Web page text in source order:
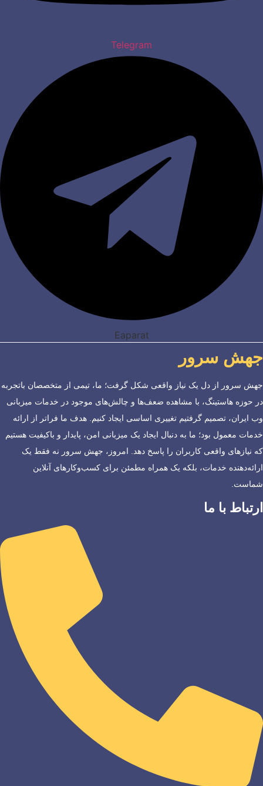
Telegram
Eaparat
جهش سرور
جهش سرور از دل یک نیاز واقعی شکل گرفت؛ ما، تیمی از متخصصان باتجربه
در حوزه هاستینگ، با مشاهده ضعف‌ها و چالش‌های موجود در خدمات میزبانی
وب ایران، تصمیم گرفتیم تغییری اساسی ایجاد کنیم. هدف ما فراتر از ارائه
خدمات معمول بود؛ ما به دنبال ایجاد یک میزبانی امن، پایدار و باکیفیت هستیم
که نیازهای واقعی کاربران را پاسخ دهد. امروز، جهش سرور نه فقط یک
ارائه‌دهنده خدمات، بلکه یک همراه مطمئن برای کسب‌وکارهای آنلاین
شماست.
ارتباط با ما